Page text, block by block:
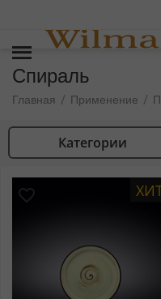
Спираль
Главная / Применение /
Категории